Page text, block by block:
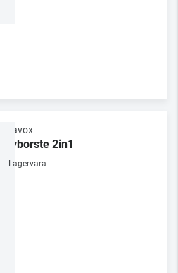
Dynavox
Skivborste 2in1
Lagervara